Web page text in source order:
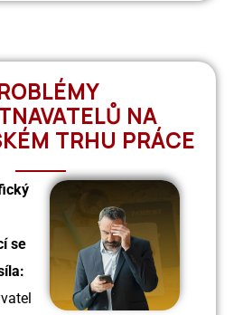
NA
TRHU PRÁCE
se